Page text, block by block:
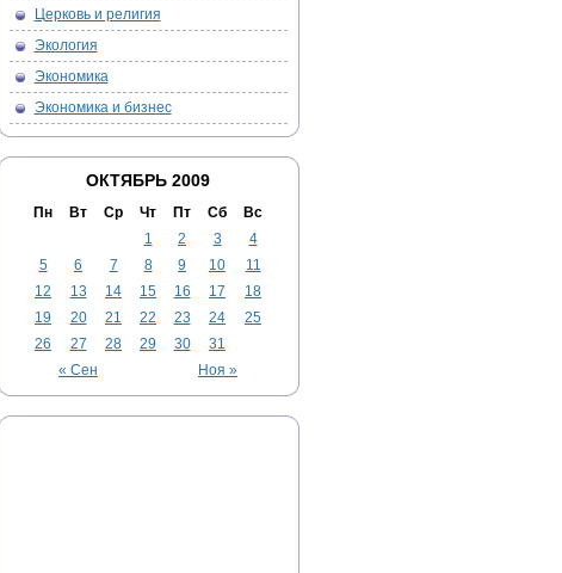
Церковь и религия
Экология
Экономика
Экономика и бизнес
ОКТЯБРЬ 2009
Пн Вт Ср Чт Пт Сб Вс
« Сен Ноя »
1 2 3
4
5
6 7 8 9 10
11
12
13 14 15 16 17
18
19
20 21 22 23 24
25
26
27 28 29 30 31